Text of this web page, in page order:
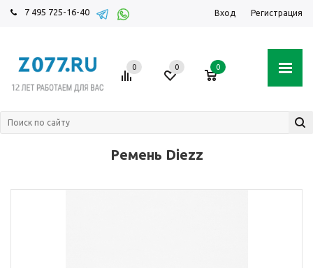
7 495 725-16-40 Вход Регистрация
0 0 0
Ремень Diezz